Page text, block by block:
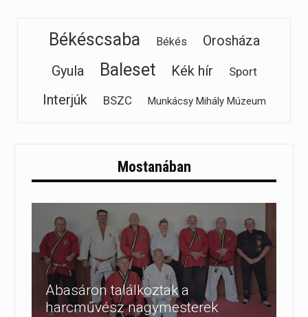
Békéscsaba Békés
Orosháza
Gyula
Baleset Kék hír Sport
Interjúk BSZC Munkácsy Mihály Múzeum
Mostanában
Abasáron találkoztak a
harcművész nagymesterek